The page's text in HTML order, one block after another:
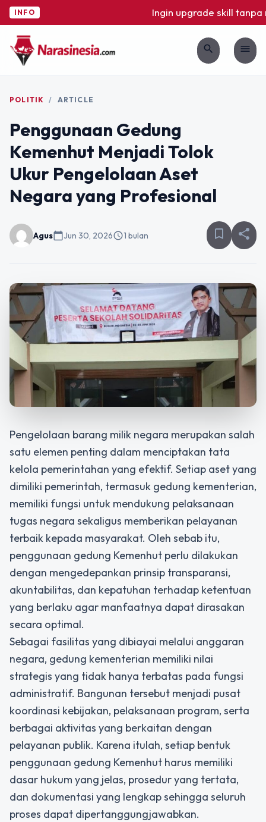
INFO Ingin upgrade skill tanpa
search menu
POLITIK / ARTICLE
Penggunaan Gedung
Kemenhut Menjadi Tolok
Ukur Pengelolaan Aset
Negara yang Profesional
Aguscalendar_todayJun 30, 2026schedule1 bulan bookmark_border share
Pengelolaan barang milik negara merupakan salah
satu elemen penting dalam menciptakan tata
kelola pemerintahan yang efektif. Setiap aset yang
dimiliki pemerintah, termasuk gedung kementerian,
memiliki fungsi untuk mendukung pelaksanaan
tugas negara sekaligus memberikan pelayanan
terbaik kepada masyarakat. Oleh sebab itu,
penggunaan gedung Kemenhut perlu dilakukan
dengan mengedepankan prinsip transparansi,
akuntabilitas, dan kepatuhan terhadap ketentuan
yang berlaku agar manfaatnya dapat dirasakan
secara optimal.
Sebagai fasilitas yang dibiayai melalui anggaran
negara, gedung kementerian memiliki nilai
strategis yang tidak hanya terbatas pada fungsi
administratif. Bangunan tersebut menjadi pusat
koordinasi kebijakan, pelaksanaan program, serta
berbagai aktivitas yang berkaitan dengan
pelayanan publik. Karena itulah, setiap bentuk
penggunaan gedung Kemenhut harus memiliki
dasar hukum yang jelas, prosedur yang tertata,
dan dokumentasi yang lengkap sehingga seluruh
proses dapat dipertanggungjawabkan.